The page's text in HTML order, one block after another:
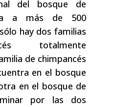
del bosque de
a más de 500
hay dos familias
totalmente
de chimpancés
en el bosque
en el bosque de
por las dos